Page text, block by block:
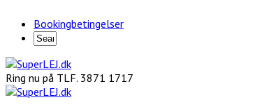
Bookingbetingelser
Ring nu på TLF. 3871 1717